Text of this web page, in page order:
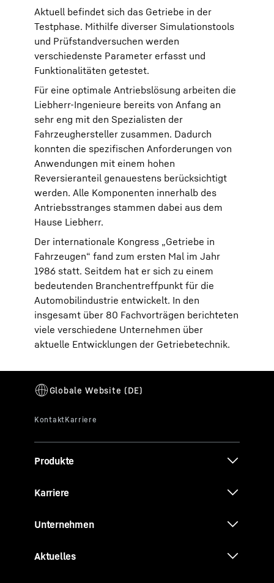
Aktuell befindet sich das Getriebe in der
Testphase. Mithilfe diverser Simulationstools
und Prüfstandversuchen werden
verschiedenste Parameter erfasst und
Funktionalitäten getestet.
Für eine optimale Antriebslösung arbeiten die
Liebherr-Ingenieure bereits von Anfang an
sehr eng mit den Spezialisten der
Fahrzeughersteller zusammen. Dadurch
konnten die spezifischen Anforderungen von
Anwendungen mit einem hohen
Reversieranteil genauestens berücksichtigt
werden. Alle Komponenten innerhalb des
Antriebsstranges stammen dabei aus dem
Hause Liebherr.
Der internationale Kongress „Getriebe in
Fahrzeugen“ fand zum ersten Mal im Jahr
1986 statt. Seitdem hat er sich zu einem
bedeutenden Branchentreffpunkt für die
Automobilindustrie entwickelt. In den
insgesamt über 80 Fachvorträgen berichteten
viele verschiedene Unternehmen über
aktuelle Entwicklungen der Getriebetechnik.
Produkte
Karriere
Unternehmen
Aktuelles